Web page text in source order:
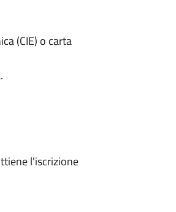
(CIE) o carta
l'iscrizione